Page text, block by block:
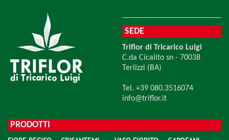
SEDE
Triflor di Tricarico Luigi
C.da Cicalito sn - 70038
Terlizzi (BA)
Tel. +39 080.3516074
info@triflor.it
PRODOTTI